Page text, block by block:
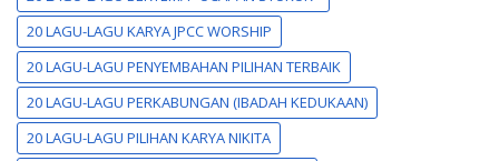
20 LAGU-LAGU KARYA JPCC WORSHIP
20 LAGU-LAGU PENYEMBAHAN PILIHAN TERBAIK
20 LAGU-LAGU PERKABUNGAN (IBADAH KEDUKAAN)
20 LAGU-LAGU PILIHAN KARYA NIKITA